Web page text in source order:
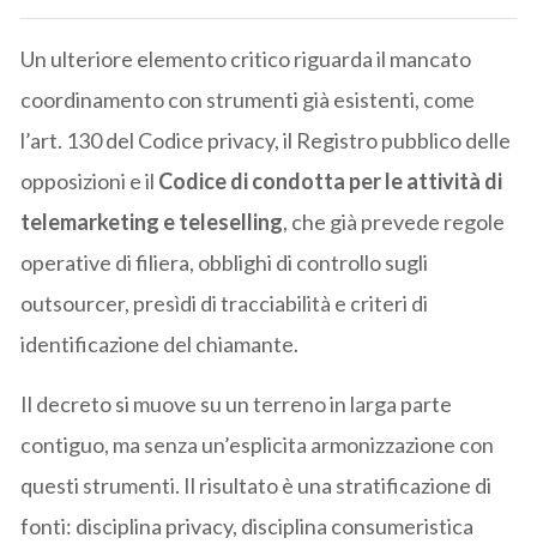
Un ulteriore elemento critico riguarda il mancato
coordinamento con strumenti già esistenti, come
l’art. 130 del Codice privacy, il Registro pubblico delle
opposizioni e il Codice di condotta per le attività di
telemarketing e teleselling, che già prevede regole
operative di filiera, obblighi di controllo sugli
outsourcer, presìdi di tracciabilità e criteri di
identificazione del chiamante.
Il decreto si muove su un terreno in larga parte
contiguo, ma senza un’esplicita armonizzazione con
questi strumenti. Il risultato è una stratificazione di
fonti: disciplina privacy, disciplina consumeristica